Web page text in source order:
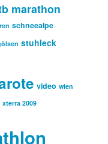
marathon
schneealpe
stuhleck
video wien
xterra 2009